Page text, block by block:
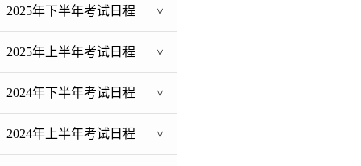
2025年下半年考试日程 >
2025年上半年考试日程 >
2024年下半年考试日程 >
2024年上半年考试日程 >